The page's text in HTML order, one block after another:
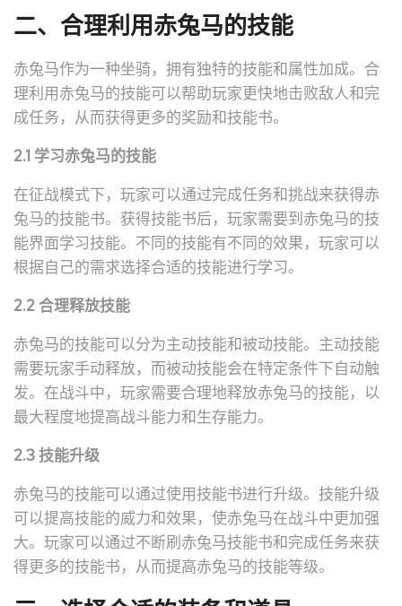
二、合理利用赤兔马的技能
赤兔马作为一种坐骑，拥有独特的技能和属性加成。合
理利用赤兔马的技能可以帮助玩家更快地击败敌人和完
成任务，从而获得更多的奖励和技能书。
2.1 学习赤兔马的技能
在征战模式下，玩家可以通过完成任务和挑战来获得赤
兔马的技能书。获得技能书后，玩家需要到赤兔马的技
能界面学习技能。不同的技能有不同的效果，玩家可以
根据自己的需求选择合适的技能进行学习。
2.2 合理释放技能
赤兔马的技能可以分为主动技能和被动技能。主动技能
需要玩家手动释放，而被动技能会在特定条件下自动触
发。在战斗中，玩家需要合理地释放赤兔马的技能，以
最大程度地提高战斗能力和生存能力。
2.3 技能升级
赤兔马的技能可以通过使用技能书进行升级。技能升级
可以提高技能的威力和效果，使赤兔马在战斗中更加强
大。玩家可以通过不断刷赤兔马技能书和完成任务来获
得更多的技能书，从而提高赤兔马的技能等级。